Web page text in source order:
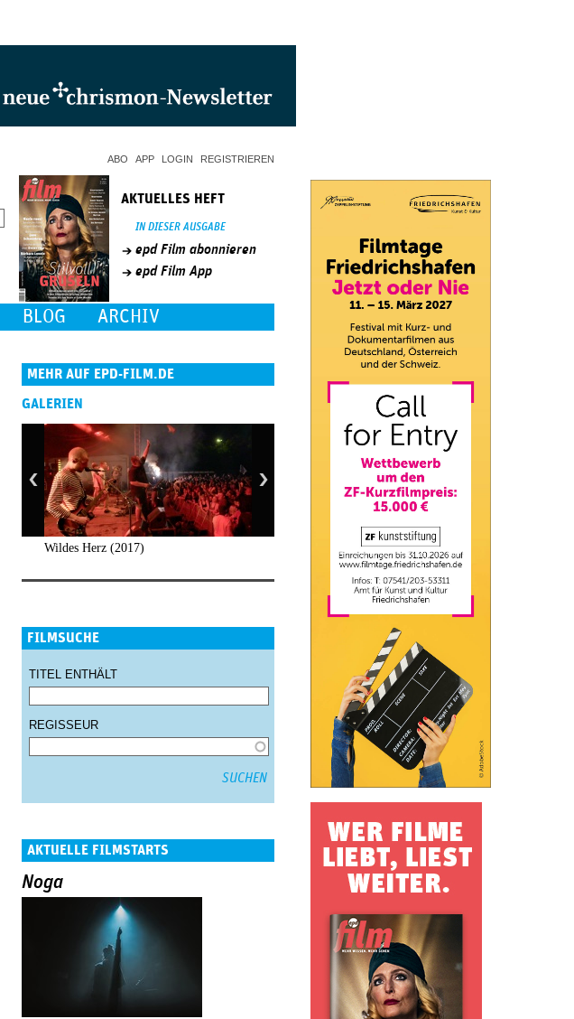
ABO APP LOGIN REGISTRIEREN
AKTUELLES HEFT
IN DIESER AUSGABE
epd Film abonnieren
epd Film App
BLOG ARCHIV
MEHR AUF EPD-FILM.DE
GALERIEN
Wildes Herz (2017)
FILMSUCHE
TITEL ENTHÄLT
REGISSEUR
AKTUELLE FILMSTARTS
Noga